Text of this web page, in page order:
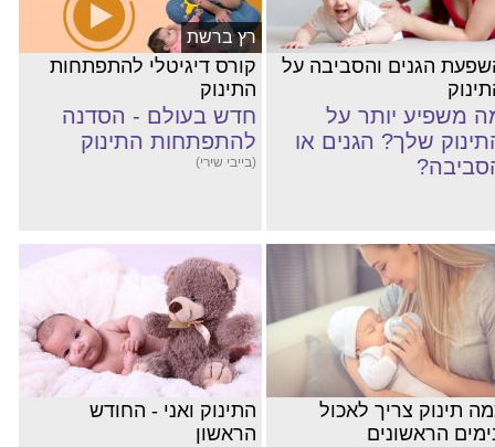
הגנים והסביבה על
משפיע יותר על
שלך? הגנים או
רץ ברשת
קורס דיגיטלי להתפתחות
התינוק
חדש בעולם - הסדנה
להתפתחות התינוק
(בייבי שירי)
תינוק צריך לאכול
הראשונים
התינוק ואני - החודש
הראשון